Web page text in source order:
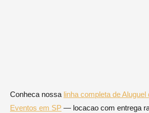
Conheca nossa linha completa de
Eventos em SP — locacao com entrega